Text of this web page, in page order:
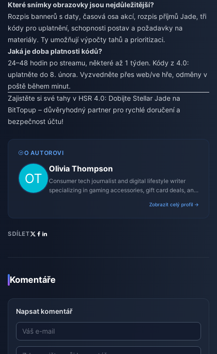
Které snímky obrazovky jsou nejdůležitější?
Rozpis bannerů s daty, časová osa akcí, rozpis příjmů Jade, tři
kódy pro uplatnění, schopnosti postav a požadavky na
materiály. Ty umožňují výpočty tahů a prioritizaci.
Jaká je doba platnosti kódů?
24–48 hodin po streamu, některé až 1 týden. Kódy z 4.0:
uplatněte do 8. února. Vyzvedněte přes web/ve hře, odměny v
poště během minut.
Zajistěte si své tahy v HSR 4.0: Dobijte Stellar Jade na
BitTopup – důvěryhodný partner pro rychlé doručení a
bezpečnost účtu!
O AUTOROVI
Olivia Thompson
Consumer tech journalist and digital lifestyle writer
specializing in gaming accessories, gift card deals, and
Zobrazit celý profil →
SDÍLET
Komentáře
Napsat komentář